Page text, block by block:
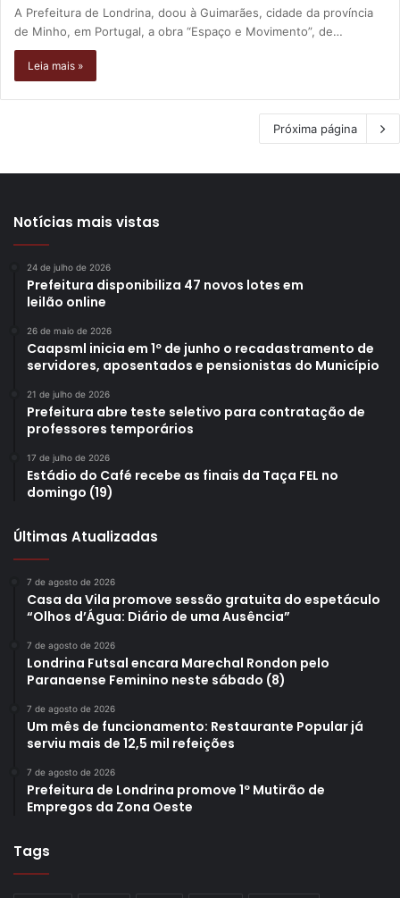
A Prefeitura de Londrina, doou à Guimarães, cidade da província
de Minho, em Portugal, a obra “Espaço e Movimento”, de…
Leia mais »
Próxima página
Notícias mais vistas
24 de julho de 2026
Prefeitura disponibiliza 47 novos lotes em
leilão online
26 de maio de 2026
Caapsml inicia em 1º de junho o recadastramento de
servidores, aposentados e pensionistas do Município
21 de julho de 2026
Prefeitura abre teste seletivo para contratação de
professores temporários
17 de julho de 2026
Estádio do Café recebe as finais da Taça FEL no
domingo (19)
Últimas Atualizadas
7 de agosto de 2026
Casa da Vila promove sessão gratuita do espetáculo
“Olhos d’Água: Diário de uma Ausência”
7 de agosto de 2026
Londrina Futsal encara Marechal Rondon pelo
Paranaense Feminino neste sábado (8)
7 de agosto de 2026
Um mês de funcionamento: Restaurante Popular já
serviu mais de 12,5 mil refeições
7 de agosto de 2026
Prefeitura de Londrina promove 1º Mutirão de
Empregos da Zona Oeste
Tags